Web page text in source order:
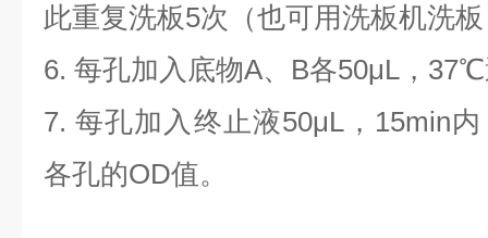
此重复洗板5次（也可用洗板机洗
6. 每孔加入底物A、B各50μL，
7. 每孔加入终止液50μL，15min
各孔的OD值。